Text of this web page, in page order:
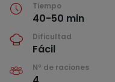
Tiempo
40-50 min
Dificultad
Fácil
Nº de raciones